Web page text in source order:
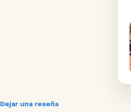
Dejar una reseña